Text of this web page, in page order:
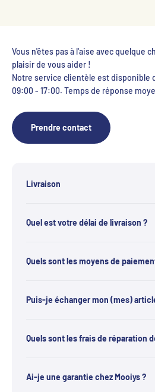
Vous n'êtes pas à l'aise avec quelque
plaisir de vous aider !
Notre service clientèle est disponible
09:00 - 17:00. Temps de réponse
Prendre contact
Livraison
Quel est votre délai de livraison ?
Quels sont les moyens de
Puis-je échanger mon (mes)
Quels sont les frais de réparation
Ai-je une garantie chez Mooiys ?